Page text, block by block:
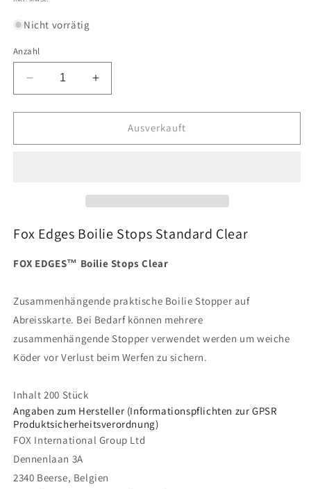
Nicht vorrätig
Anzahl
Verringere
die
Menge
Fox
Erhöhe
die
Menge
Fox
Ausverkauft
Fox Edges Boilie Stops Standard Clear
FOX EDGES™ Boilie Stops Clear
Zusammenhängende praktische Boilie Stopper auf
Abreisskarte. Bei Bedarf können mehrere
zusammenhängende Stopper verwendet werden um weiche
Köder vor Verlust beim Werfen zu sichern.
Inhalt 200 Stück
Angaben zum Hersteller (Informationspflichten zur GPSR
Produktsicherheitsverordnung)
FOX International Group Ltd
Dennenlaan 3A
2340 Beerse, Belgien